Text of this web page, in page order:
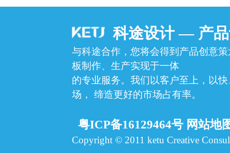
科途设计 — 产
与科途合作，您将会得到产品创意
板制作、生产实现于一体
的专业服务。我们以客户至上，以
场，
缔造更好的市场占有率。
粤ICP备16129464号 网站地
Copyright © 2011 ketu Creative